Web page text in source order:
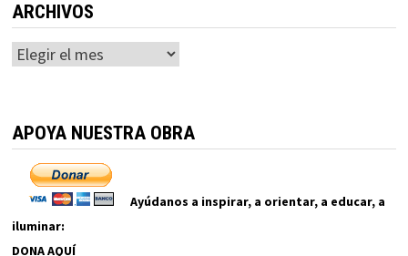
ARCHIVOS
Archivos
APOYA NUESTRA OBRA
Ayúdanos a inspirar, a orientar, a educar, a
iluminar:
DONA AQUÍ